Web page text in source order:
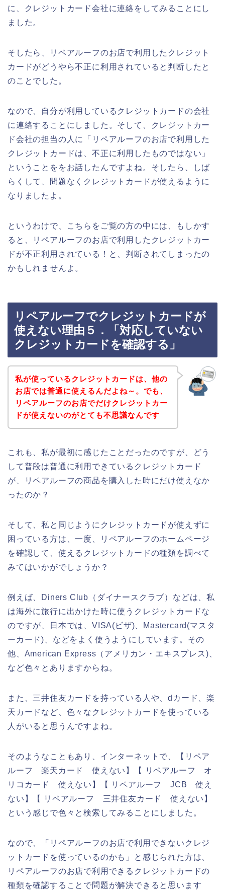
に、クレジットカード会社に連絡をしてみることにし
ました。
そしたら、リペアルーフのお店で利用したクレジット
カードがどうやら不正に利用されていると判断したと
のことでした。
なので、自分が利用しているクレジットカードの会社
に連絡することにしました。そして、クレジットカー
ド会社の担当の人に「リペアルーフのお店で利用した
クレジットカードは、不正に利用したものではない」
ということををお話したんですよね。そしたら、しば
らくして、問題なくクレジットカードが使えるように
なりましたよ。
というわけで、こちらをご覧の方の中には、もしかす
ると、リペアルーフのお店で利用したクレジットカー
ドが不正利用されている！と、判断されてしまったの
かもしれませんよ。
リペアルーフでクレジットカードが
使えない理由５．「対応していない
クレジットカードを確認する」
私が使っているクレジットカードは、他の
お店では普通に使えるんだよね～。でも、
リペアルーフのお店でだけクレジットカー
ドが使えないのがとても不思議なんです
これも、私が最初に感じたことだったのですが、どう
して普段は普通に利用できているクレジットカード
が、リペアルーフの商品を購入した時にだけ使えなか
ったのか？
そして、私と同じようにクレジットカードが使えずに
困っている方は、一度、リペアルーフのホームページ
を確認して、使えるクレジットカードの種類を調べて
みてはいかがでしょうか？
例えば、Diners Club（ダイナースクラブ）などは、私
は海外に旅行に出かけた時に使うクレジットカードな
のですが、日本では、VISA(ビザ)、Mastercard(マスタ
ーカード)、などをよく使うようにしています。その
他、American Express（アメリカン・エキスプレス)、
など色々とありますからね。
また、三井住友カードを持っている人や、dカード、楽
天カードなど、色々なクレジットカードを使っている
人がいると思うんですよね。
そのようなこともあり、インターネットで、【リペア
ルーフ 楽天カード 使えない】【 リペアルーフ オ
リコカード 使えない】【 リペアルーフ JCB 使え
ない】【 リペアルーフ 三井住友カード 使えない】
という感じで色々と検索してみることにしました。
なので、「リペアルーフのお店で利用できないクレジ
ットカードを使っているのかも」と感じられた方は、
リペアルーフのお店で利用できるクレジットカードの
種類を確認することで問題が解決できると思います